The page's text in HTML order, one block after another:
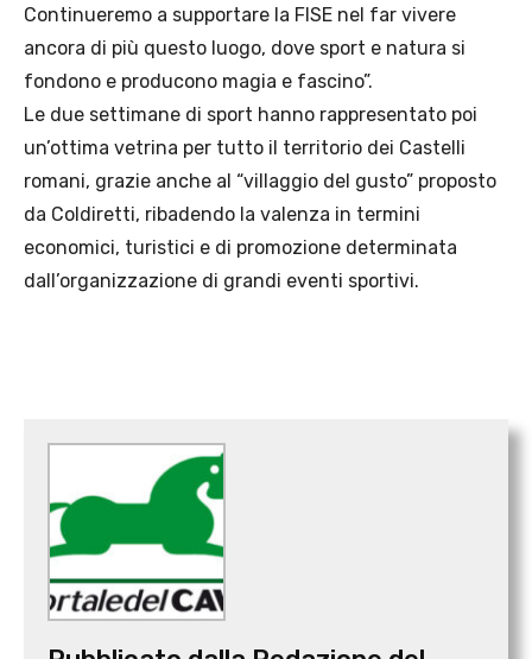
Continueremo a supportare la FISE nel far vivere
ancora di più questo luogo, dove sport e natura si
fondono e producono magia e fascino”.
Le due settimane di sport hanno rappresentato poi
un’ottima vetrina per tutto il territorio dei Castelli
romani, grazie anche al “villaggio del gusto” proposto
da Coldiretti, ribadendo la valenza in termini
economici, turistici e di promozione determinata
dall’organizzazione di grandi eventi sportivi.